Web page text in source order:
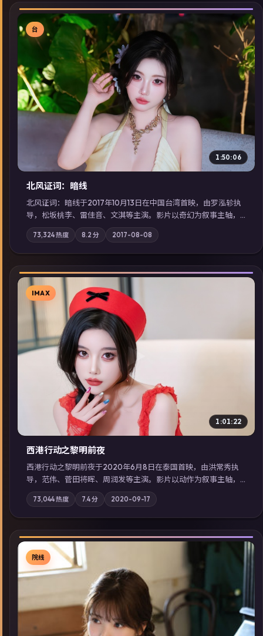
▶
台
1:50:06
北风证词：暗线
北风证词：暗线于2017年10月13日在中国台湾首映，由罗泓轸执
导，松坂桃李、雷佳音、文淇等主演。影片以奇幻为叙事主轴，
旧案重提，真相与谎言在同一条时间线上交锋；摄影与配乐强化
地域气质；站内亦可通过「国产免费观看高清电视剧在线看」延
展检索同类型高分佳作，畅享高清在线追剧体验。
73,324热度 8.2 分 2017-08-08
▶
IMAX
1:01:22
西港行动之黎明前夜
西港行动之黎明前夜于2020年6月8日在泰国首映，由洪常秀执
导，范伟、菅田将晖、周润发等主演。影片以动作为叙事主轴，
亲情与职责必须在倒计时结束前做出抉择；摄影与配乐强化地域
气质；站内亦可通过「国产免费观看高清电视剧在线看」延展检
索同类型高分佳作，畅享高清在线追剧体验。
73,044热度 7.4分 2020-09-17
院线